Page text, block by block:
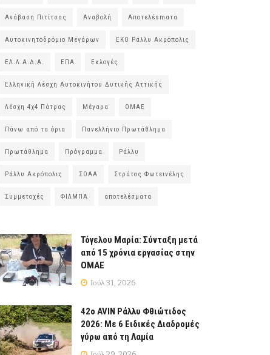
Ανάβαση Πιτίτσας Αναβολή Αποτελέsmατα
Αυτοκινητοδρόμιο Μεγάρων ΕΚΟ Ράλλυ Ακρόπολις
ΕΛ.Λ.Α.Δ.Α. ΕΠΑ Εκλογές
Ελληνική Λέσχη Αυτοκινήτου Δυτικής Αττικής
Λέσχη 4χ4 Πάτρας Μέγαρα ΟΜΑΕ
Πάνω από τα όρια Πανελλήνιο Πρωτάθλημα
Πρωτάθλημα Πρόγραμμα Ράλλυ
Ράλλυ Ακρόπολις ΣΟΑΑ Στράτος Φωτεινέλης
Συμμετοχές ΦΙΛΜΠΑ αποτελέσματα
Τόγελου Μαρία: Σύνταξη μετά
από 15 χρόνια εργασίας στην
ΟΜΑΕ
Ιούλ 31, 2026
42ο AVIN Ράλλυ Φθιώτιδος
2026: Με 6 Ειδικές Διαδρομές
γύρω από τη Λαμία